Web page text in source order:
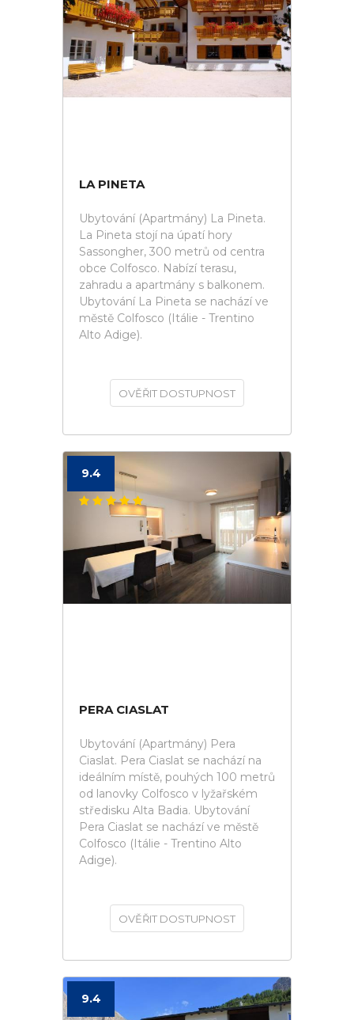
LA PINETA
Ubytování (Apartmány) La Pineta.
La Pineta stojí na úpatí hory
Sassongher, 300 metrů od centra
obce Colfosco. Nabízí terasu,
zahradu a apartmány s balkonem.
Ubytování La Pineta se nachází ve
městě Colfosco (Itálie - Trentino
Alto Adige).
OVĚŘIT DOSTUPNOST
9.4
PERA CIASLAT
Ubytování (Apartmány) Pera
Ciaslat. Pera Ciaslat se nachází na
ideálním místě, pouhých 100 metrů
od lanovky Colfosco v lyžařském
středisku Alta Badia. Ubytování
Pera Ciaslat se nachází ve městě
Colfosco (Itálie - Trentino Alto
Adige).
OVĚŘIT DOSTUPNOST
9.4